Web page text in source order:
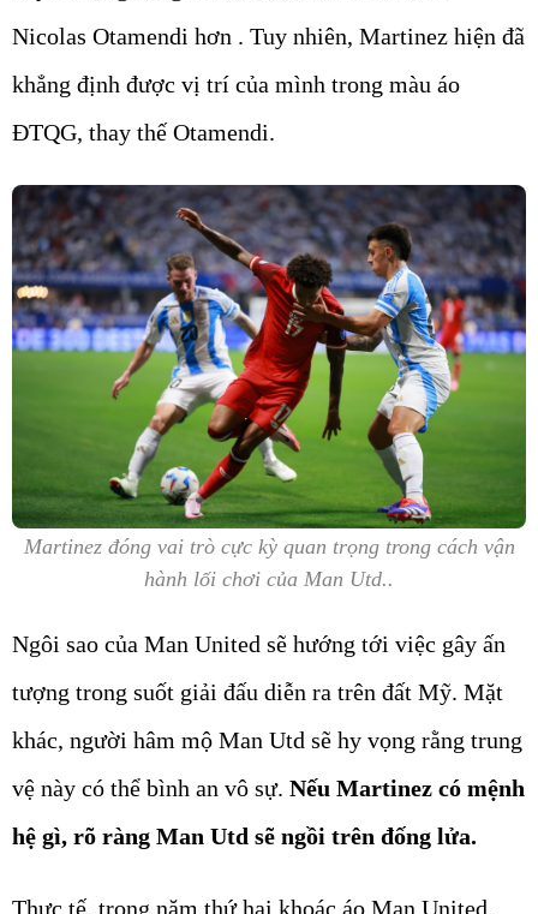
Nicolas Otamendi hơn . Tuy nhiên, Martinez hiện đã
khẳng định được vị trí của mình trong màu áo
ĐTQG, thay thế Otamendi.
Martinez đóng vai trò cực kỳ quan trọng trong cách vận
hành lối chơi của Man Utd..
Ngôi sao của Man United sẽ hướng tới việc gây ấn
tượng trong suốt giải đấu diễn ra trên đất Mỹ. Mặt
khác, người hâm mộ Man Utd sẽ hy vọng rằng trung
vệ này có thể bình an vô sự. Nếu Martinez có mệnh
hệ gì, rõ ràng Man Utd sẽ ngồi trên đống lửa.
Thực tế, trong năm thứ hai khoác áo Man United,